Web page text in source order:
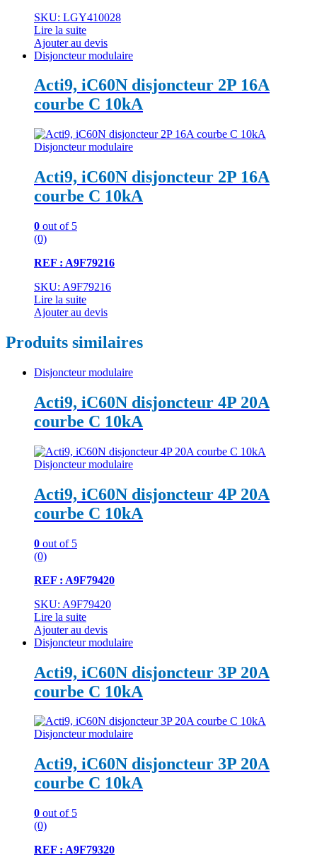
SKU: LGY410028
Lire la suite
Ajouter au devis
Disjoncteur modulaire
Acti9, iC60N disjoncteur 2P 16A
courbe C 10kA
Disjoncteur modulaire
Acti9, iC60N disjoncteur 2P 16A
courbe C 10kA
0 out of 5
(0)
REF : A9F79216
SKU: A9F79216
Lire la suite
Ajouter au devis
Produits similaires
Disjoncteur modulaire
Acti9, iC60N disjoncteur 4P 20A
courbe C 10kA
Disjoncteur modulaire
Acti9, iC60N disjoncteur 4P 20A
courbe C 10kA
0 out of 5
(0)
REF : A9F79420
SKU: A9F79420
Lire la suite
Ajouter au devis
Disjoncteur modulaire
Acti9, iC60N disjoncteur 3P 20A
courbe C 10kA
Disjoncteur modulaire
Acti9, iC60N disjoncteur 3P 20A
courbe C 10kA
0 out of 5
(0)
REF : A9F79320